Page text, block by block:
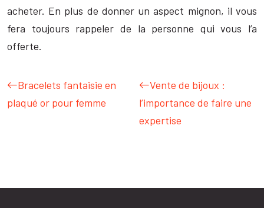
acheter. En plus de donner un aspect mignon, il vous
fera toujours rappeler de la personne qui vous l’a
offerte.
Bracelets fantaisie en
plaqué or pour femme
Vente de bijoux :
l’importance de faire une
expertise